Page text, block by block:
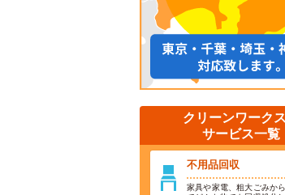
クリーンワーク
サービス一覧
不用品回収
家具や家電、粗大ごみか